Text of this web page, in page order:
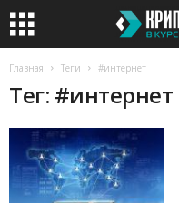
Главная Теги #интернет
Тег: #интернет